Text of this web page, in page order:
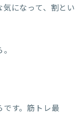
になって、割とい
す。筋トレ最